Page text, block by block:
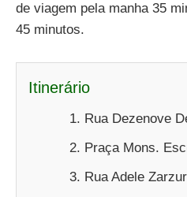
de viagem pela manha 35
45 minutos.
Itinerário
Rua Dezenove
Praça Mons.
Rua Adele